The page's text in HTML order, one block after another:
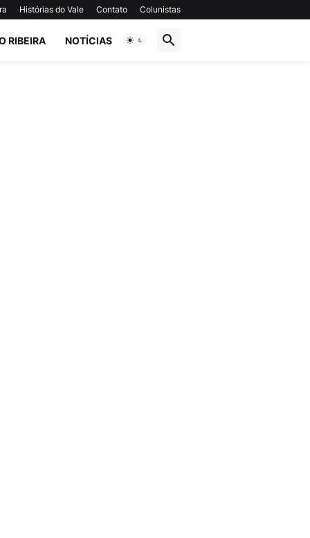
Histórias do Vale Contato Colunistas
RIBEIRA NOTÍCIAS